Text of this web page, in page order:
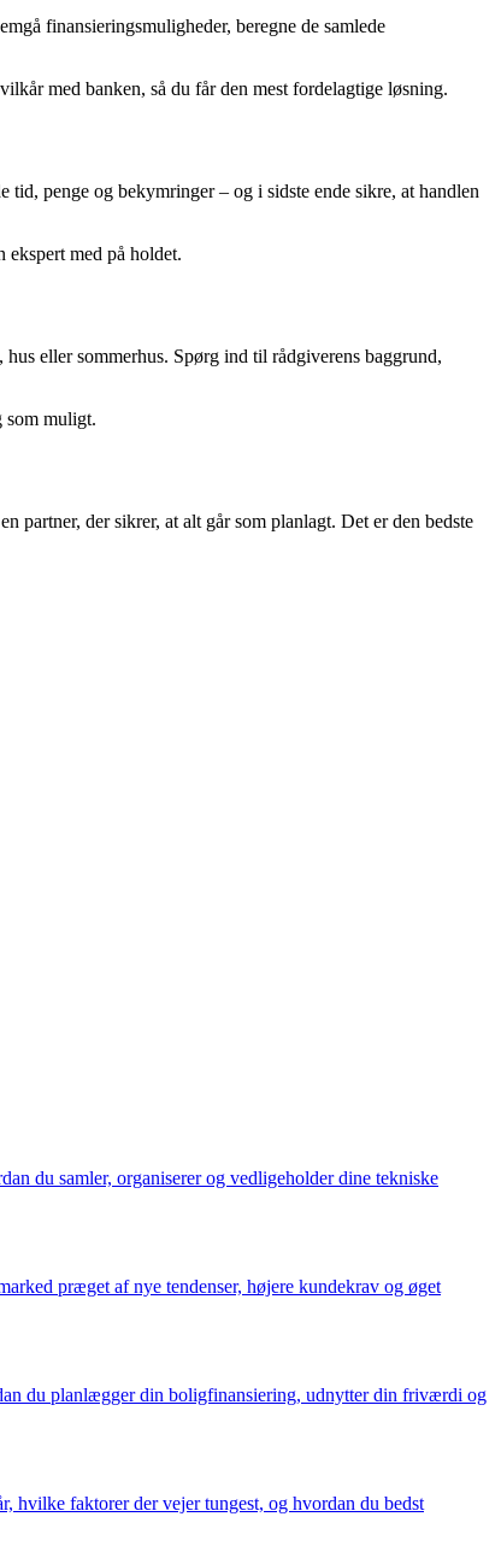
finansieringsmuligheder, beregne de samlede
med banken, så du får den mest fordelagtige løsning.
penge og bekymringer – og i sidste ende sikre, at handlen
med på holdet.
eller sommerhus. Spørg ind til rådgiverens baggrund,
som muligt.
der sikrer, at alt går som planlagt. Det er den bedste
du samler, organiserer og vedligeholder dine tekniske
præget af nye tendenser, højere kundekrav og øget
du planlægger din boligfinansiering, udnytter din friværdi og
faktorer der vejer tungest, og hvordan du bedst